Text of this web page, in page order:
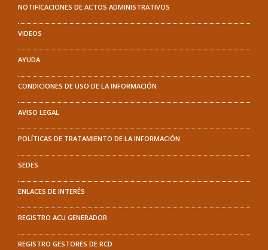
NOTIFICACIONES DE ACTOS ADMINISTRATIVOS
VIDEOS
AYUDA
CONDICIONES DE USO DE LA INFORMACIÓN
AVISO LEGAL
POLÍTICAS DE TRATAMIENTO DE LA INFORMACIÓN
SEDES
ENLACES DE INTERÉS
REGISTRO ACU GENERADOR
REGISTRO GESTORES DE RCD